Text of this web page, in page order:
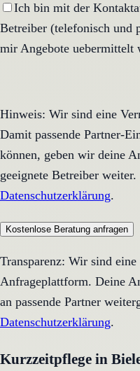
Ich bin mit der
Betreiber (telefonisch und
mir Angebote uebermittelt
Hinweis: Wir sind eine
Damit passende Partner-
können, geben wir deine
geeignete Betreiber
Datenschutzerklärung.
Kostenlose Beratung anfragen
Transparenz: Wir sind
Anfrageplattform. Deine
an passende Partner
Datenschutzerklärung.
Kurzzeitpflege in